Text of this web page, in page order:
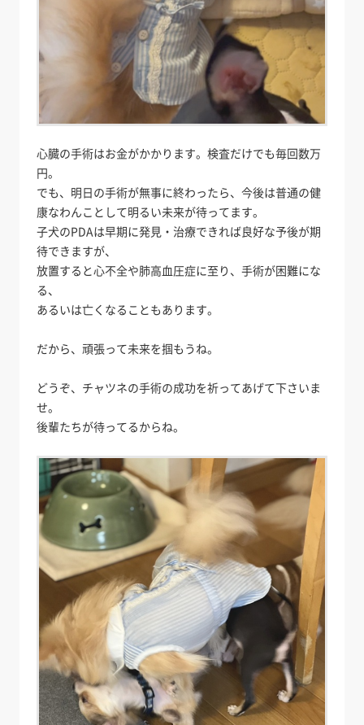
心臓の手術はお金がかかります。検査だけでも毎回数万
円。
でも、明日の手術が無事に終わったら、今後は普通の健
康なわんことして明るい未来が待ってます。
子犬のPDAは早期に発見・治療できれば良好な予後が期
待できますが、
放置すると心不全や肺高血圧症に至り、手術が困難にな
る、
あるいは亡くなることもあります。
だから、頑張って未来を掴もうね。
どうぞ、チャツネの手術の成功を祈ってあげて下さいま
せ。
後輩たちが待ってるからね。